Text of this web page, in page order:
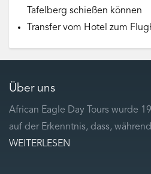
Tafelberg schießen können
Transfer vom Hotel zum
Über uns
African Eagle Day Tours wurde
auf der Erkenntnis, dass,
WEITERLESEN